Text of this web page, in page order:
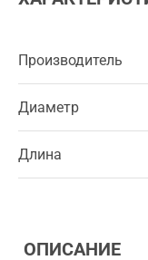
Производитель
Диаметр
Длина
ОПИСАНИЕ